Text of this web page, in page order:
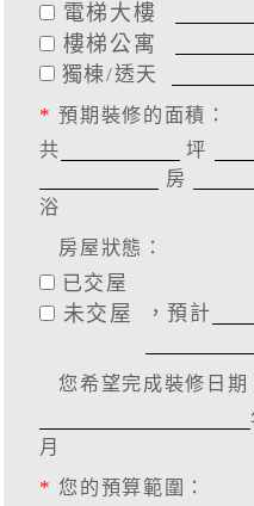
電梯大樓
樓梯公寓
獨棟/透天
* 預期裝修的面積：
共
坪
房
浴
房屋狀態：
已交屋
未交屋 ，預計
您希望完成裝修日期
月
* 您的預算範圍：